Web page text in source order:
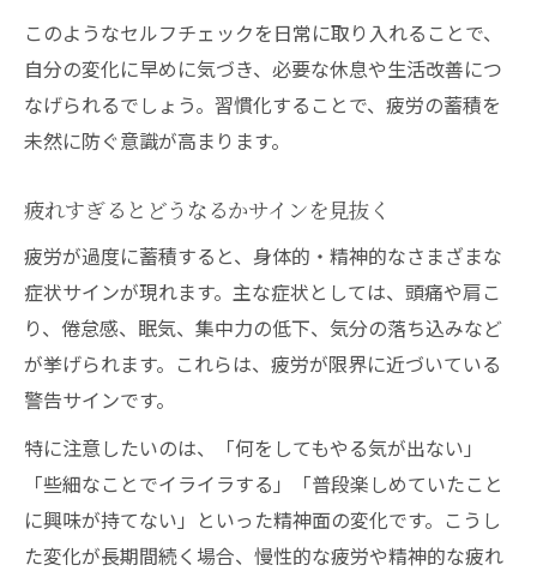
疲労蓄積度セルフチェックの正しい使い方
働く人の疲労蓄積度チェックリスト活用法
疲労蓄積度チェックで自分の状態を可視化
疲労度チェックシートで早期対応を目指す
精神的な疲労がもたらす変化とは何か
精神的疲労による症状の変化とその特徴
疲労蓄積が心身に及ぼす影響を知る
精神的に疲れてる人のサインと向き合い方
疲労蓄積による集中力低下や気分変化に注
精神的疲労のサインを見極めるチェック法
今日から始める疲労蓄積の簡単リセット術
疲労蓄積をリセットする現実的な方法とは
このようなセルフチェックを日常に取り入れることで、
自分の変化に早めに気づき、必要な休息や生活改善につ
なげられるでしょう。習慣化することで、疲労の蓄積を
未然に防ぐ意識が高まります。
疲れすぎるとどうなるかサインを見抜く
疲労が過度に蓄積すると、身体的・精神的なさまざまな
症状サインが現れます。主な症状としては、頭痛や肩こ
り、倦怠感、眠気、集中力の低下、気分の落ち込みなど
が挙げられます。これらは、疲労が限界に近づいている
警告サインです。
特に注意したいのは、「何をしてもやる気が出ない」
「些細なことでイライラする」「普段楽しめていたこと
に興味が持てない」といった精神面の変化です。こうし
た変化が長期間続く場合、慢性的な疲労や精神的な疲れ